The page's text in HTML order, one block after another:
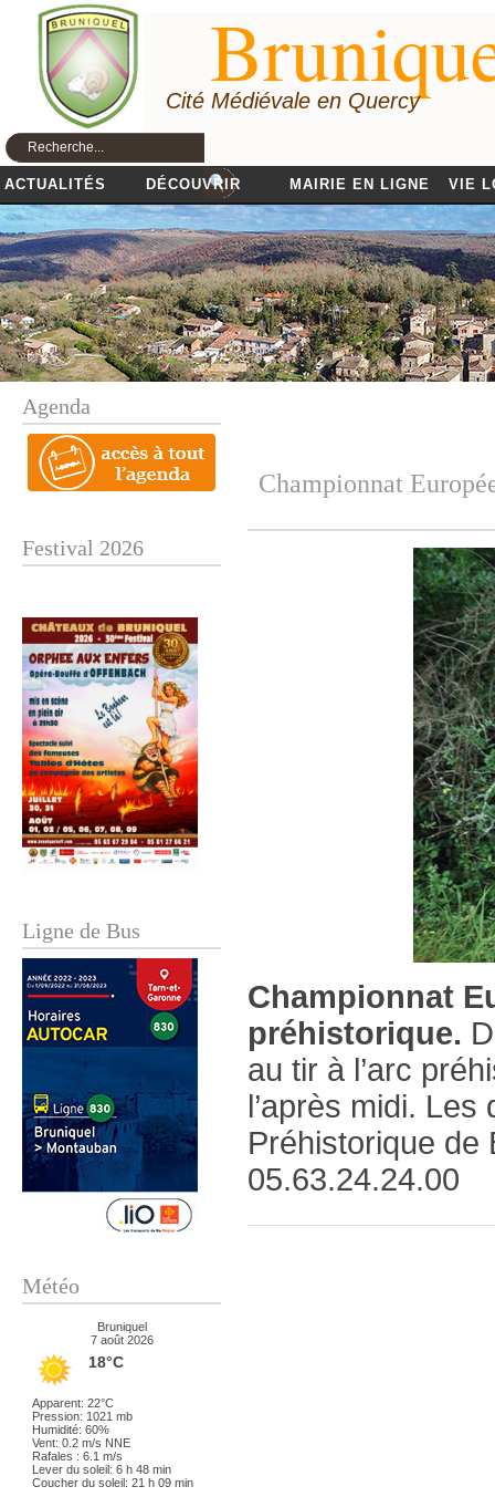
Cité Médiévale en Quercy
ACTUALITÉS DÉCOUVRIR MAIRIE EN LIGNE VIE
Agenda
Festival 2026
Ligne de Bus
Météo
Bruniquel
7 août 2026
18°C
Apparent: 22°C
Pression: 1021 mb
Humidité: 60%
Vent: 0.2 m/s NNE
Rafales : 6.1 m/s
Lever du soleil: 6 h 48 min
Coucher du soleil: 21 h 09 min
Championnat
Championnat
préhistorique.
au tir à l’arc
l’après midi.
Préhistorique de
05.63.24.24.00